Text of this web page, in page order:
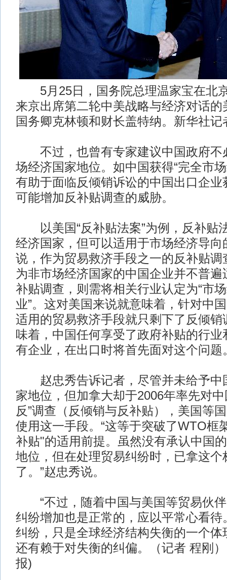
5月25日，国务院总理温家宝在北
来京出席第二轮中美战略与经济对话的
国务卿克林顿和财长盖特纳。新华社记
不过，也曾有专家建议中国政府不
场经济国家地位。如中国获得“完全市
有助于面临反倾销诉讼的中国出口企业
可能增加反补贴调查的威胁。
以美国“反补贴法案”为例，反补贴
经济国家，但可以适用于市场经济导向
说，作为贸易救济手段之一的反补贴调
为非市场经济国家的中国企业并不普
补贴调查，则需将相关行业认定为“市
业”。这对美国来说就意味着，针对中
适用的贸易救济手段就只剩下了反倾销
味着，中国任何享受了政府补贴的行业
有企业，在出口时将首先面对这个问题
赵忠秀告诉记者，尽管并未给予中
家地位，但加拿大却于2006年率先对
反”调查（反倾销与反补贴），美国等
使用这一手段。“这等于突破了WTO框
补贴"的适用前提。虽然没有承认中国
地位，但在处理贸易纠纷时，已拿这个
了。”赵忠秀说。
“不过，随着中国与美国等贸易伙伴
纠纷增加也是正常的，应以平常心看待
纠纷，只是全球经济结构失衡的一个体
还有赖于对失衡的纠偏。（记者 程刚
报)